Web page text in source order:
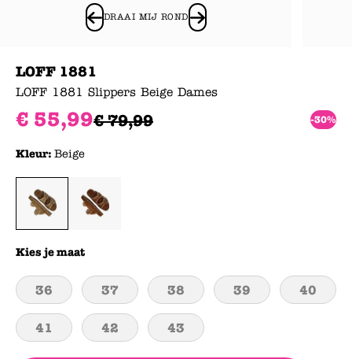
DRAAI MIJ ROND
LOFF 1881
LOFF 1881 Slippers Beige Dames
€ 55,99€ 79,99 -30%
Kleur: Beige
Kies je maat
36 37 38 39 40
41 42 43